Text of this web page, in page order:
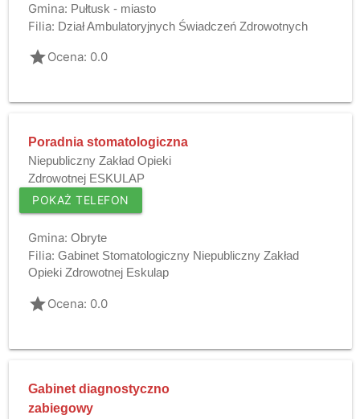
Gmina: Pułtusk - miasto
Filia: Dział Ambulatoryjnych Świadczeń Zdrowotnych
gradeOcena: 0.0
Poradnia stomatologiczna
Niepubliczny Zakład Opieki
Zdrowotnej ESKULAP
POKAŻ TELEFON
Gmina: Obryte
Filia: Gabinet Stomatologiczny Niepubliczny Zakład
Opieki Zdrowotnej Eskulap
gradeOcena: 0.0
Gabinet diagnostyczno
zabiegowy